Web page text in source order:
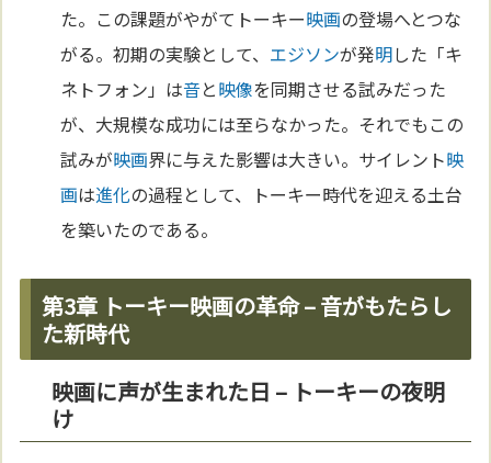
た。この課題がやがてトーキー映画の登場へとつな
がる。初期の実験として、 エジソンが発明した「キ
ネトフォン」は音と映像を同期させる試みだった
が、大規模な成功には至らなかった。それでもこの
試みが映画界に与えた影響は大きい。サイレント映
画は進化の過程として、トーキー時代を迎える土台
を築いたのである。
第3章 トーキー映画の革命 – 音がもたらし
た新時代
映画に声が生まれた日 – トーキーの夜明
け